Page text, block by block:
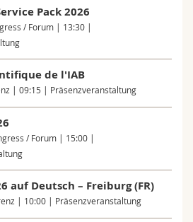
Pack 2026
/ Forum | 13:30 |
de l'IAB
| 09:15 | Präsenzveranstaltung
/ Forum | 15:00 |
auf Deutsch – Freiburg (FR)
| 10:00 | Präsenzveranstaltung